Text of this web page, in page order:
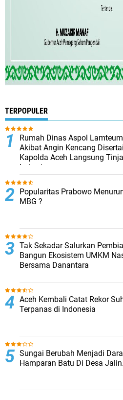
TERPOPULER
Rumah Dinas Aspol
Akibat Angin Kencang
Kapolda Aceh Langsung
Lokasi
Popularitas Prabowo
MBG ?
Tak Sekadar Salurkan
Bangun Ekosistem UMKM
Bersama Danantara
Aceh Kembali Catat Rekor
Terpanas di Indonesia
Sungai Berubah Menjadi
Hamparan Batu Di Desa Jalin.